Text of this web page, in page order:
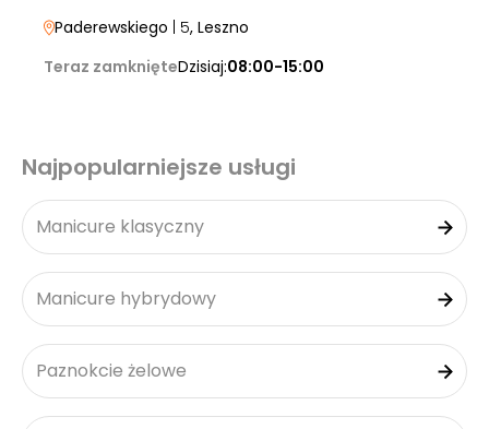
Paderewskiego | 5, Leszno
Teraz zamknięteDzisiaj:08:00-15:00
Najpopularniejsze usługi
Manicure klasyczny
Manicure hybrydowy
Paznokcie żelowe